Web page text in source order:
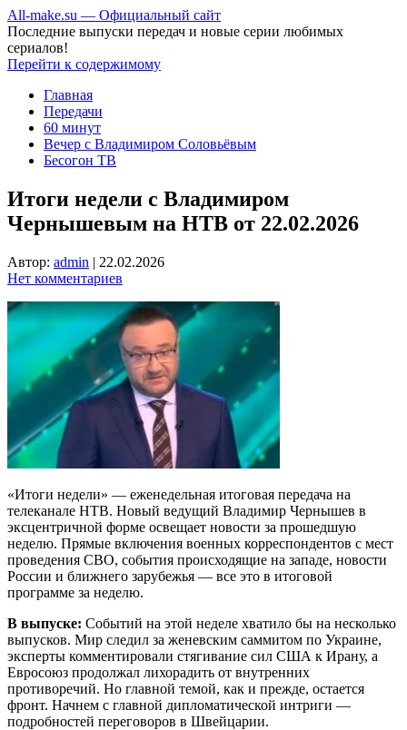
All-make.su — Официальный сайт
Последние выпуски передач и новые серии любимых
сериалов!
Перейти к содержимому
Главная
Передачи
60 минут
Вечер с Владимиром Соловьёвым
Бесогон ТВ
Итоги недели с Владимиром
Чернышевым на НТВ от 22.02.2026
Автор: admin | 22.02.2026
Нет комментариев
«Итоги недели» — еженедельная итоговая передача на
телеканале НТВ. Новый ведущий Владимир Чернышев в
эксцентричной форме освещает новости за прошедшую
неделю. Прямые включения военных корреспондентов с мест
проведения СВО, события происходящие на западе, новости
России и ближнего зарубежья — все это в итоговой
программе за неделю.
В выпуске: Событий на этой неделе хватило бы на несколько
выпусков. Мир следил за женевским саммитом по Украине,
эксперты комментировали стягивание сил США к Ирану, а
Евросоюз продолжал лихорадить от внутренних
противоречий. Но главной темой, как и прежде, остается
фронт. Начнем с главной дипломатической интриги —
подробностей переговоров в Швейцарии.